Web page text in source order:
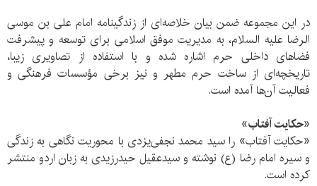
در اين مجموعه ضمن بيان خلاصه‌ای از زندگينامه امام علی‌ بن‌ موسی‌
الرضا عليه السلام، به مديريت موفق اسلامی برای توسعه و پيشرفت
فضاهای داخلی حرم اشاره شده و با استفاده از تصاويری زيبا،
تاريخچه‌ای از ساخت حرم مطهر و نيز برخی مؤسسات فرهنگی و
فعاليت آن‌ها آمده است.
«حکایت آفتاب»
«حکایت آفتاب» را سید محمد نجفی‌یزدی با محوریت نگاهی به زندگی
و سیره امام رضا (ع) نوشته و سیدعقیل حیدر‌زیدی به زبان اردو منتشر
کرده است.